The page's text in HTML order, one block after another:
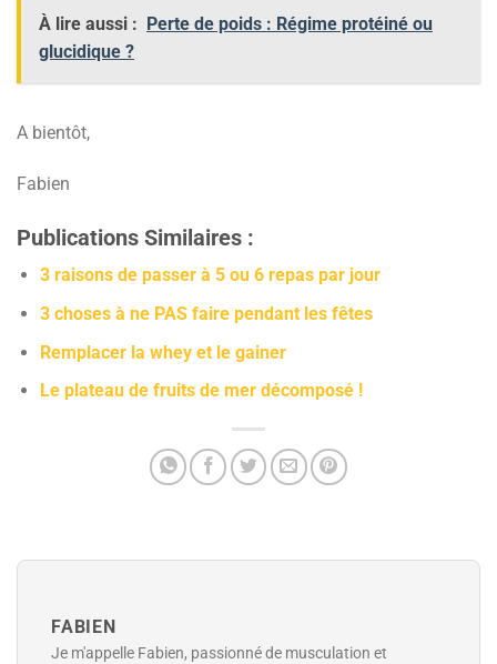
À lire aussi : Perte de poids : Régime protéiné ou
glucidique ?
A bientôt,
Fabien
Publications Similaires :
3 raisons de passer à 5 ou 6 repas par jour
3 choses à ne PAS faire pendant les fêtes
Remplacer la whey et le gainer
Le plateau de fruits de mer décomposé !
FABIEN
Je m'appelle Fabien, passionné de musculation et